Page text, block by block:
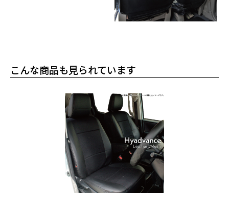
こんな商品も見られています